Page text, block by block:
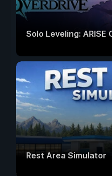
Solo Leveling: ARISE
Rest Area Simulator